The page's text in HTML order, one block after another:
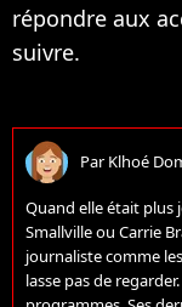
répondre aux
suivre.
ParKlhoé
Quand elle était plus
Smallville ou Carrie
journaliste comme
lasse pas de